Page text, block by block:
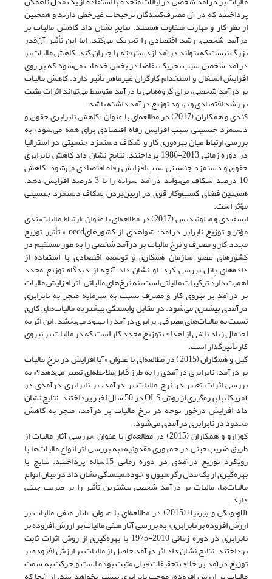
پرداختند که در آن مصرف‌کنندگان ترجیحات غیرخطی دارند و همچنین
از نظر کار و مهارت متفاوت هستند. نتایج نشان داد کاهش مالیات بر
درآمد شخصی، رشد اقتصادی را تحریک می‌کند، اما این تأثیر آن‌قدر
بزرگ نیست که بتواند درآمد ازدسترفته را جبران کند. کاهش مالیات بر
درآمد شخصی سبب تحریک تقاضا در بخش خدمات می‌شود که بر روی
افزایش اشتغال و استخدام کارگران غیرماهر تأثیر دارد. کاهش مالیات
بر درآمد شخصی، برای گروه‌هایی با درآمد متوسط می‌تواند اثرات مثبت
بر رشد اقتصادی و بهبود توزیع درآمد داشته باشد.
کندی و همکاران (2017) در مطالعه‌ای با عنوان »کاهش نابرابری حقوق و
دستمزد جنسیتی سبب افزایش رفاه اقتصادی برای همه می‌شود«‌ به
بررسی ارتباط میان بهره‌وری کار و شکاف دستمزد جنسیتی در استرالیا
در دوره زمانی 2013-1986 پرداختند. نتایج نشان داد کاهش نابرابری
حقوق و دستمزد جنسیتی سبب افزایش رفاه اقتصادی می‌شود. کاهش
10 درصد شکاف می‌تواند درآمد سرانه را تا 3 درصد افزایش دهد.
همچنین فضای کسب‌وکار قوی در ازبین‌بردن شکاف دستمزد جنسیتی
مؤثر است.
ایسفیدی و میلونیدیس (2017) در مطالعه‌ای با عنوان »ارتباط مالیات‌بندی
مؤثر و توزیع نابرابر درآمد: شواهدی از کشورهایoecd » تأثیر توزیع
مجدد کار و مصرف و نرخ مالیات بر درآمد شخصی را به طور مستقیم در
کشورهای عضو سازمان همکاری و توسعه اقتصادی با استفاده از
داده‌های پانل بررسی کرد. او نشان داد آنچه از دیدگاه توزیع مجدد
اهمیت دارد ترکیبات مالیاتی است، نه نرخ‌های مالیاتی. اثر افزایش مالیات
بر درآمد بر نیروی کار و مصرف نسبت به سرمایه منجر به نابرابری
درآمدی بیشتری می‌شود. در مقابل وابستگی بیشتر به مالیات‌های کاری
نسبت به مالیات‌های مصرفی، برابری درآمد را بهبود می‌بخشد. این اثر به
احتمال زیاد ناشی از اهداف توزیع مجدد کار است که در مالیات بر نیروی
کار تأثیر‌گذار است.
گیل و همکاران (2015) در مطالعه‌ای با عنوان »آیا افزایش در نرخ مالیات
بر درآمد، نابرابری درآمدی را به طرز قابل‌ملاحظه‌ای تغییر می‌دهد؟« به
بررسی اثرات تغییر در نرخ مالیات بر درآمد، بر نابرابری درآمدی در
آمریکا، با بهره‌گیری از روش OLS در 50 سال اخیر پرداختند. نتایج نشان
داد افزایش درخور توجه در نرخ مالیات بر درآمد، منجر به کاهش
محدود در نابرابری درآمدی می‌شود.
کوزارو و همکاران (2015) در مطالعه‌ای با عنوان »بررسی آثار مالیات از
طریق ضریب جینی در جمهوری مقدونیه« به بررسی اثر انواع مالیات‌ها با
رویکرد توزیع درآمدی در دوره زمانی 15‌ساله پرداختند. نتایج با
بهره‌گیری از یک مدل رگرسیون و خودهمبستگی نشان داد در میان انواع
مالیات‌ها، مالیات بر درآمد شخصی بیشترین تأثیر را بر ضریب جینی
دارد.
آلاوتونکی و پیرتیلا (2015) در مطالعه‌ای با عنوان »آثار منفی مالیات بر
ارزش افزوده بر نابرابری« به بررسی آثار منفی مالیات بر ارزش افزوده بر
نابرابری در دوره زمانی 2010-1975 با بهره‌گیری از روش اثرات ثابت
پرداختند. نتایج نشان داد اثر درآمد حاصل از مالیات بر ارزش افزوده بر
توزیع درآمد بر خلاف تحقیقات قبلی مثبت بوده است و حرکت به سمت